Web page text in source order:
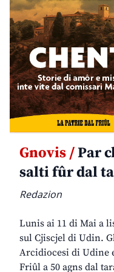
Gnovis /Par
salti fûr dal
Redazion
Lunis ai 11 di Mai a
sul Cjiscjel di Udin.
Arcidiocesi di Udine
Friûl a 50 agns dal